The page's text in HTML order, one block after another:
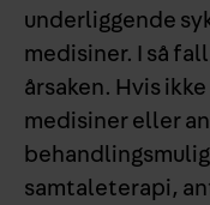
underliggende
medisiner. I så
årsaken. Hvis
medisiner eller
samtaleterapi,